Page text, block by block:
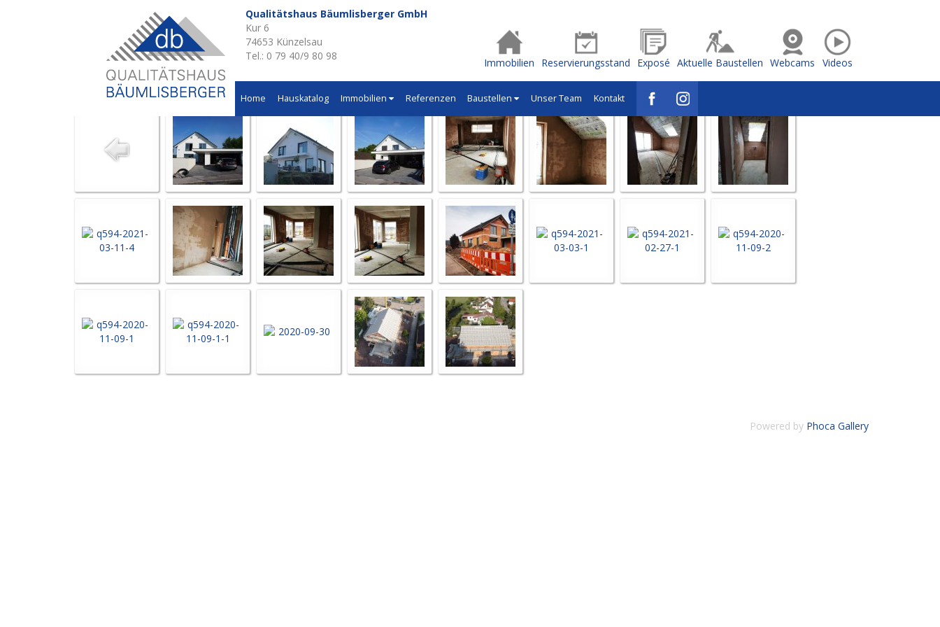
Qualitätshaus Bäumlisberger GmbH
Kur 6
74653 Künzelsau
Tel.: 0 79 40/9 80 98
Immobilien Reservierungsstand Exposé Aktuelle Baustellen Webcams Videos
Home Hauskatalog Immobilien Referenzen Baustellen Unser Team Kontakt
Aktuelle Baustellen - Q594
Einfamilienhaus in Michelfeld
Powered by Phoca Gallery